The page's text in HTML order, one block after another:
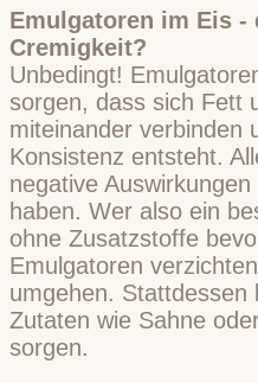
Emulgatoren im Eis -
Cremigkeit?
Unbedingt!
sorgen, dass sich Fett
miteinander verbinden
Konsistenz entsteht.
negative
haben. Wer also ein
ohne Zusatzstoffe
Emulgatoren
umgehen. Stattdessen
Zutaten wie Sahne
sorgen.